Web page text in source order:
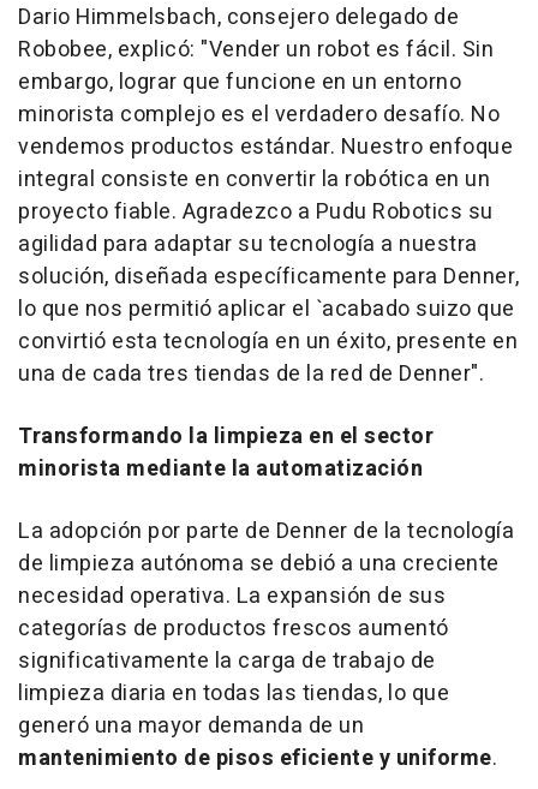
Dario Himmelsbach, consejero delegado de
Robobee, explicó: "Vender un robot es fácil. Sin
embargo, lograr que funcione en un entorno
minorista complejo es el verdadero desafío. No
vendemos productos estándar. Nuestro enfoque
integral consiste en convertir la robótica en un
proyecto fiable. Agradezco a Pudu Robotics su
agilidad para adaptar su tecnología a nuestra
solución, diseñada específicamente para Denner,
lo que nos permitió aplicar el `acabado suizo que
convirtió esta tecnología en un éxito, presente en
una de cada tres tiendas de la red de Denner".
Transformando la limpieza en el sector
minorista mediante la automatización
La adopción por parte de Denner de la tecnología
de limpieza autónoma se debió a una creciente
necesidad operativa. La expansión de sus
categorías de productos frescos aumentó
significativamente la carga de trabajo de
limpieza diaria en todas las tiendas, lo que
generó una mayor demanda de un
mantenimiento de pisos eficiente y uniforme.